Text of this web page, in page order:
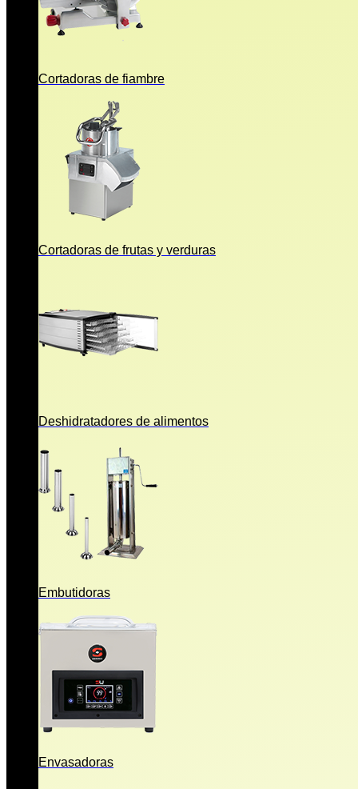
Cortadoras de fiambre
Cortadoras de frutas y verduras
Deshidratadores de alimentos
Embutidoras
Envasadoras